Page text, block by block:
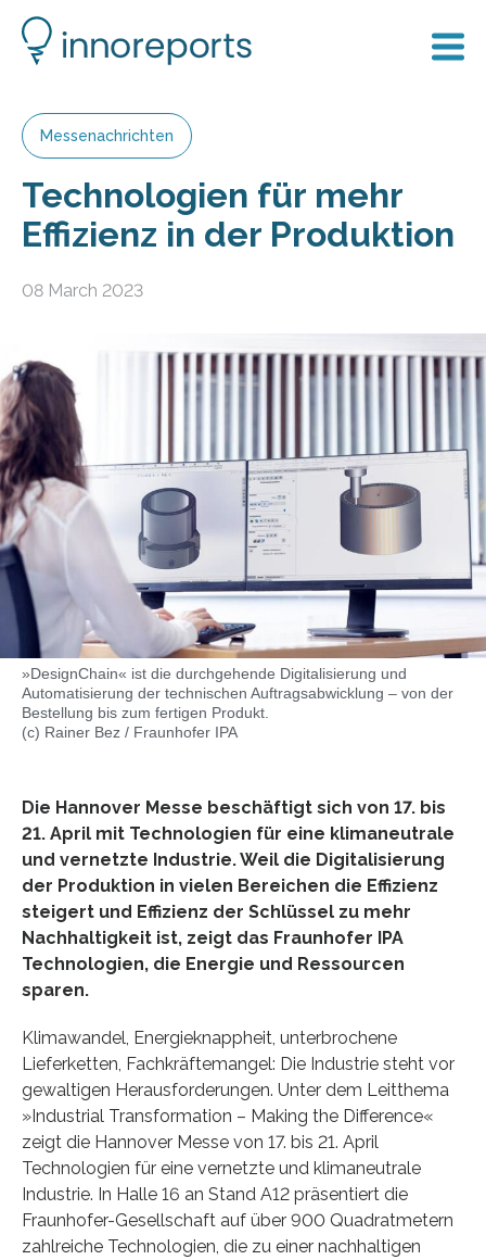
Messenachrichten
Technologien für mehr
Effizienz in der Produktion
08 March 2023
»DesignChain« ist die durchgehende Digitalisierung und
Automatisierung der technischen Auftragsabwicklung – von der
Bestellung bis zum fertigen Produkt.
(c) Rainer Bez / Fraunhofer IPA
Die Hannover Messe beschäftigt sich von 17. bis
21. April mit Technologien für eine klimaneutrale
und vernetzte Industrie. Weil die Digitalisierung
der Produktion in vielen Bereichen die Effizienz
steigert und Effizienz der Schlüssel zu mehr
Nachhaltigkeit ist, zeigt das Fraunhofer IPA
Technologien, die Energie und Ressourcen
sparen.
Klimawandel, Energieknappheit, unterbrochene
Lieferketten, Fachkräftemangel: Die Industrie steht vor
gewaltigen Herausforderungen. Unter dem Leitthema
»Industrial Transformation – Making the Difference«
zeigt die Hannover Messe von 17. bis 21. April
Technologien für eine vernetzte und klimaneutrale
Industrie. In Halle 16 an Stand A12 präsentiert die
Fraunhofer-Gesellschaft auf über 900 Quadratmetern
zahlreiche Technologien, die zu einer nachhaltigen